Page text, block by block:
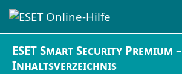
ESET Smart Security Premium –
Inhaltsverzeichnis